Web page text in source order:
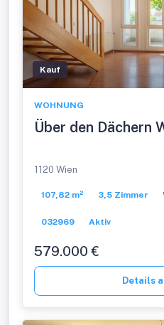
Kauf
WOHNUNG
Über den Dächern
1120 Wien
107,82 m² 3,5 Zimmer
032969 Aktiv
579.000 €
Details